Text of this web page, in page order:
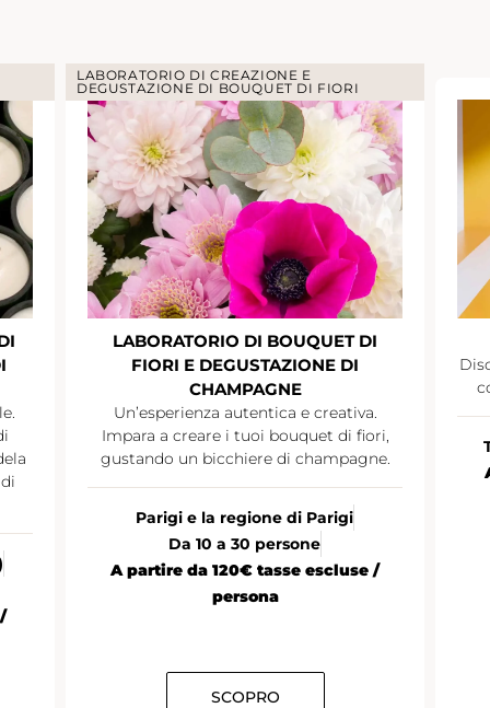
LABORATORIO DI CREAZIONE E
DEGUSTAZIONE DI BOUQUET DI FIORI
LABORATORIO DI BOUQUET DI
FIORI E DEGUSTAZIONE DI
CHAMPAGNE
Un’esperienza autentica e creativa.
Impara a creare i tuoi bouquet di fiori,
gustando un bicchiere di champagne.
Parigi e la regione di Parigi
Da 10 a 30 persone
A partire da 120€ tasse escluse /
persona
SCOPRO